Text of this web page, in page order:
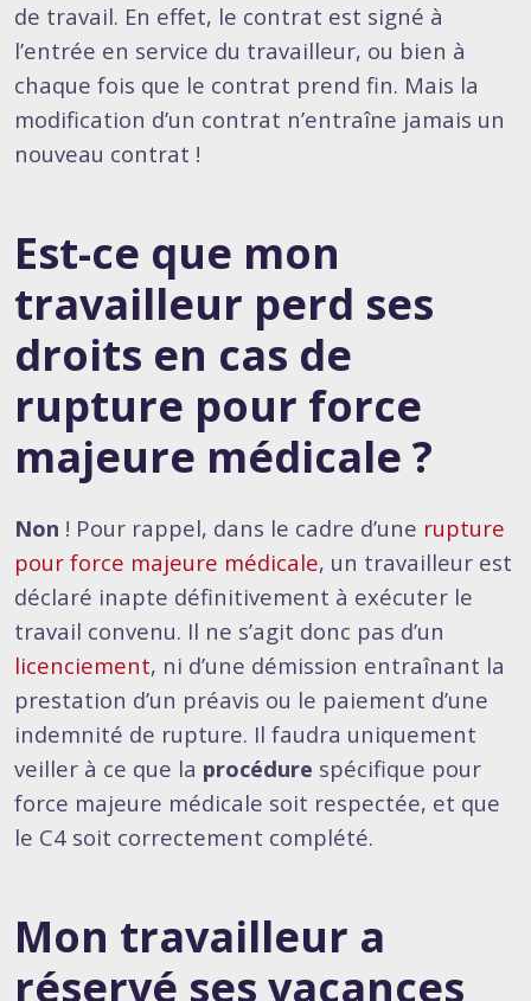
de travail. En effet, le contrat est signé à
l’entrée en service du travailleur, ou bien à
chaque fois que le contrat prend fin. Mais la
modification d’un contrat n’entraîne jamais un
nouveau contrat !
Est-ce que mon
travailleur perd ses
droits en cas de
rupture pour force
majeure médicale ?
Non ! Pour rappel, dans le cadre d’une rupture
pour force majeure médicale, un travailleur est
déclaré inapte définitivement à exécuter le
travail convenu. Il ne s’agit donc pas d’un
licenciement, ni d’une démission entraînant la
prestation d’un préavis ou le paiement d’une
indemnité de rupture. Il faudra uniquement
veiller à ce que la procédure spécifique pour
force majeure médicale soit respectée, et que
le C4 soit correctement complété.
Mon travailleur a
réservé ses vacances